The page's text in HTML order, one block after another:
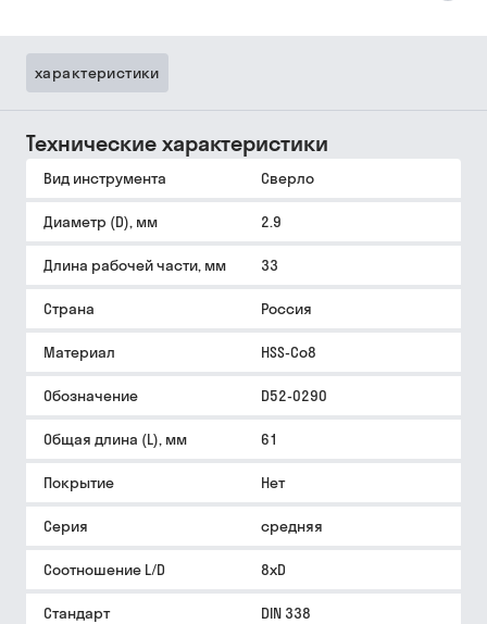
характеристики
Технические характеристики
Вид инструмента Сверло
Диаметр (D), мм 2.9
Длина рабочей части, мм 33
Страна Россия
Материал HSS-Co8
Обозначение D52-0290
Общая длина (L), мм 61
Покрытие Нет
Серия средняя
Соотношение L/D 8xD
Стандарт DIN 338